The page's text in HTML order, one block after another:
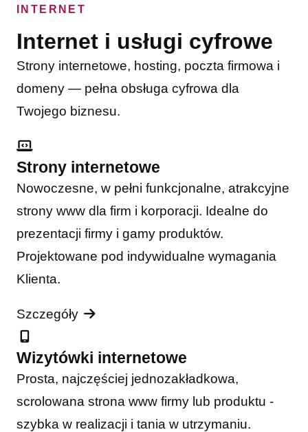
INTERNET
Internet i usługi cyfrowe
Strony internetowe, hosting, poczta firmowa i
domeny — pełna obsługa cyfrowa dla
Twojego biznesu.
Strony internetowe
Nowoczesne, w pełni funkcjonalne, atrakcyjne
strony www dla firm i korporacji. Idealne do
prezentacji firmy i gamy produktów.
Projektowane pod indywidualne wymagania
Klienta.
Szczegóły
Wizytówki internetowe
Prosta, najczęściej jednozakładkowa,
scrolowana strona www firmy lub produktu -
szybka w realizacji i tania w utrzymaniu.